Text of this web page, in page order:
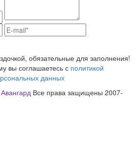
обязательные для заполнения!
вы соглашаетесь с политикой
данных
Все права защищены 2007-